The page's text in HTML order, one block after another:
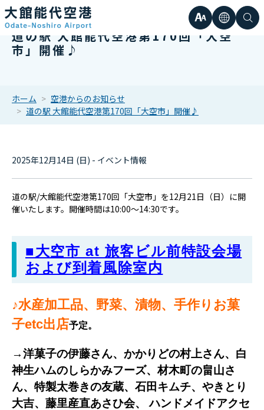
文
サ
ズ
言検
道の駅 大館能代空港第170回「大空
市」開催♪
ホーム
空港からのお知らせ
道の駅 大館能代空港第170回「大空市」開催♪
2025年12月14日 (日) - イベント情報
道の駅/大館能代空港第170回「大空市」を12月21日（日）に開
催いたします。開催時間は10:00～14:30です。
■大空市 at 旅客ビル前特設会場
および到着風除室内
♪水産加工品、野菜、漬物、手作りお菓
子etc出店予定。
→洋菓子の伊藤さん、かかりどの村上さん、白
神生ハムのしらかみフーズ、材木町の畠山さ
ん、特製太巻きの友蔵、石田キムチ、やきとり
大吉、藤里産直あさひ会、 ハンドメイドアクセ